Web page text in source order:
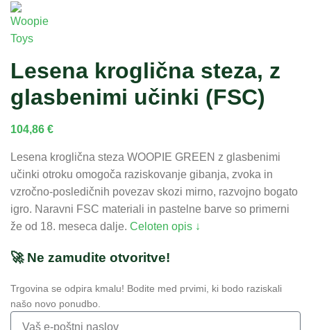
Lesena kroglična steza, z
glasbenimi učinki (FSC)
104,86 €
Lesena kroglična steza WOOPIE GREEN z glasbenimi
učinki otroku omogoča raziskovanje gibanja, zvoka in
vzročno-posledičnih povezav skozi mirno, razvojno bogato
igro. Naravni FSC materiali in pastelne barve so primerni
že od 18. meseca dalje. Celoten opis ↓
🚀 Ne zamudite otvoritve!
Trgovina se odpira kmalu! Bodite med prvimi, ki bodo raziskali
našo novo ponudbo.